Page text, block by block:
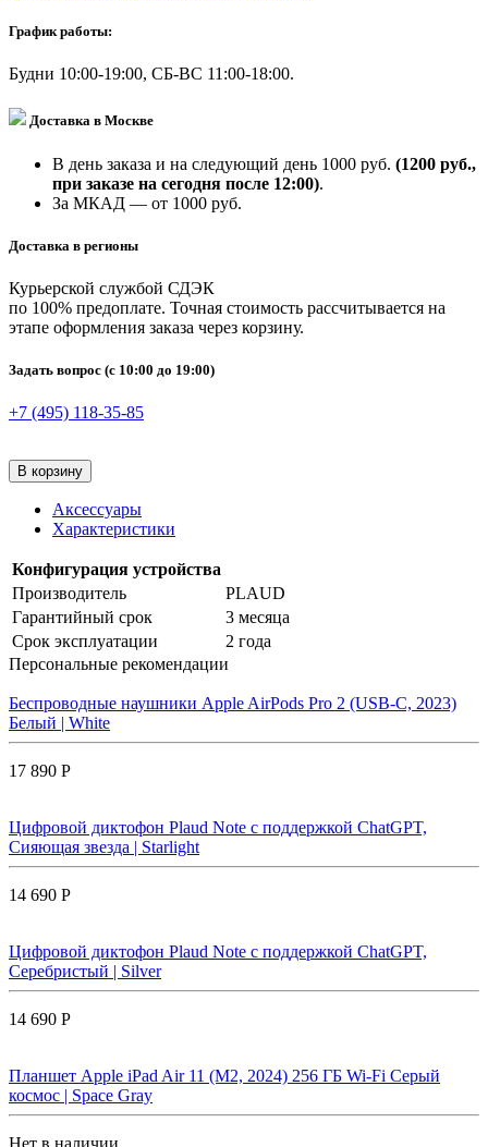
График работы:
Будни 10:00-19:00, СБ-ВС 11:00-18:00.
Доставка в Москве
В день заказа и на следующий день 1000 руб. (1200 руб.,
при заказе на сегодня после 12:00).
За МКАД — от 1000 руб.
Доставка в регионы
Курьерской службой СДЭК
по 100% предоплате. Точная стоимость рассчитывается на
этапе оформления заказа через корзину.
Задать вопрос (с 10:00 до 19:00)
+7 (495) 118-35-85
В корзину
Аксессуары
Характеристики
Конфигурация устройства
Производитель
PLAUD
Гарантийный срок
3 месяца
Срок эксплуатации
2 года
Персональные рекомендации
Беспроводные наушники Apple AirPods Pro 2 (USB-C, 2023)
Белый | White
17 890 Р
Цифровой диктофон Plaud Note с поддержкой ChatGPT,
Сияющая звезда | Starlight
14 690 Р
Цифровой диктофон Plaud Note с поддержкой ChatGPT,
Серебристый | Silver
14 690 Р
Планшет Apple iPad Air 11 (M2, 2024) 256 ГБ Wi-Fi Cерый
космос | Space Gray